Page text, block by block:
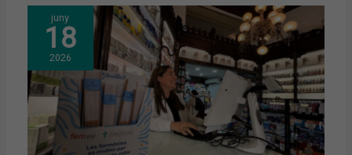
juny
18
2026